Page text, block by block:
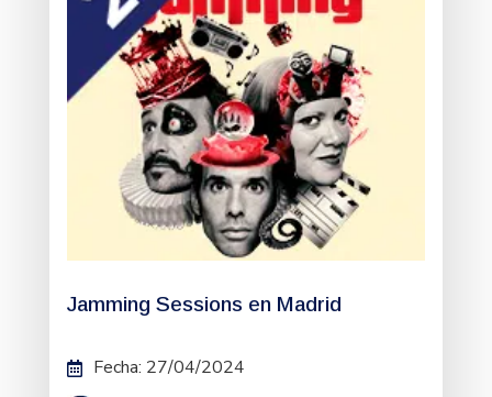
Jamming Sessions en Madrid
Fecha: 27/04/2024